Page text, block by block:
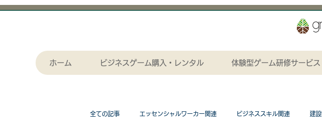
ホーム ビジネスゲーム購入・レンタル 体験型ゲーム研修サービス
全ての記事 エッセンシャルワーカー関連 ビジネススキル関連 建